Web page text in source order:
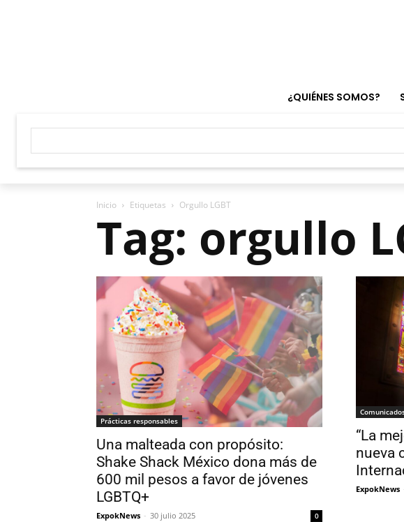
¿QUIÉNES SOMOS?
Inicio Etiquetas Orgullo LGBT
Tag: orgullo
Prácticas responsables
Una malteada con propósito:
Shake Shack México dona más de
600 mil pesos a favor de jóvenes
LGBTQ+
ExpokNews - 30 julio 2025 0
“La
nueva
ExpokNews